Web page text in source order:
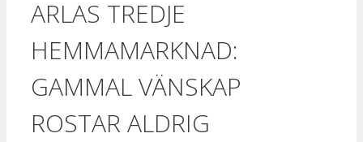
ARLAS TREDJE
HEMMAMARKNAD:
GAMMAL VÄNSKAP
ROSTAR ALDRIG